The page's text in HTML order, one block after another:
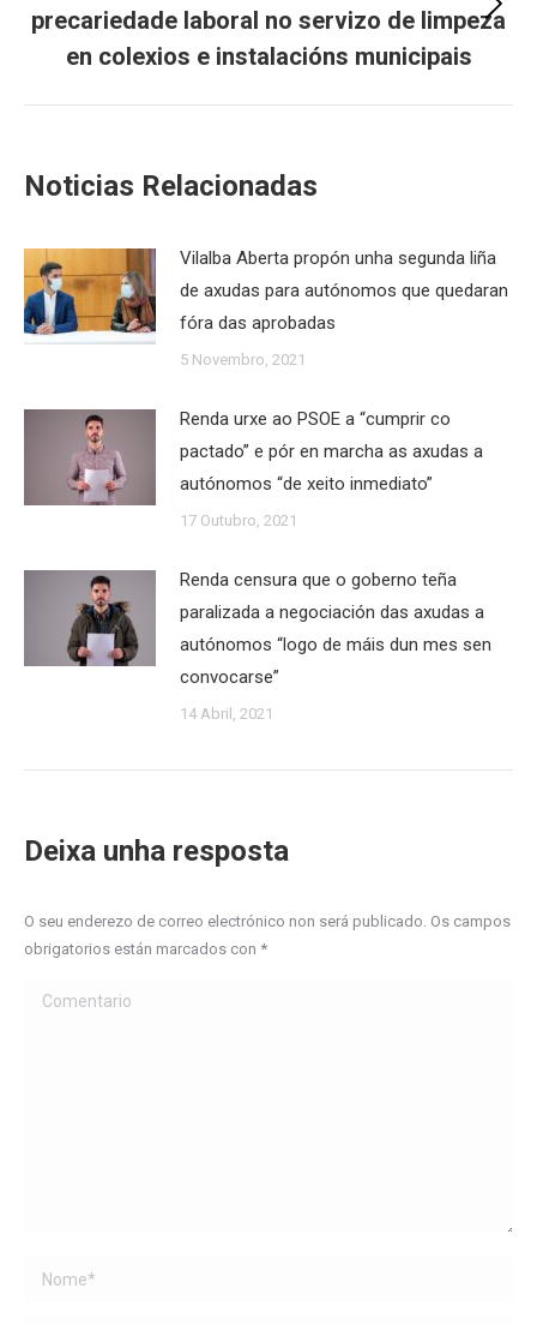
Next
post:
precariedade laboral no servizo de limpeza
en colexios e instalacións municipais
Noticias Relacionadas
Vilalba Aberta propón unha segunda liña
de axudas para autónomos que quedaran
fóra das aprobadas
5 Novembro, 2021
Renda urxe ao PSOE a “cumprir co
pactado” e pór en marcha as axudas a
autónomos “de xeito inmediato”
17 Outubro, 2021
Renda censura que o goberno teña
paralizada a negociación das axudas a
autónomos “logo de máis dun mes sen
convocarse”
14 Abril, 2021
Deixa unha resposta
O seu enderezo de correo electrónico non será publicado. Os campos
obrigatorios están marcados con *
Comentario
Name *